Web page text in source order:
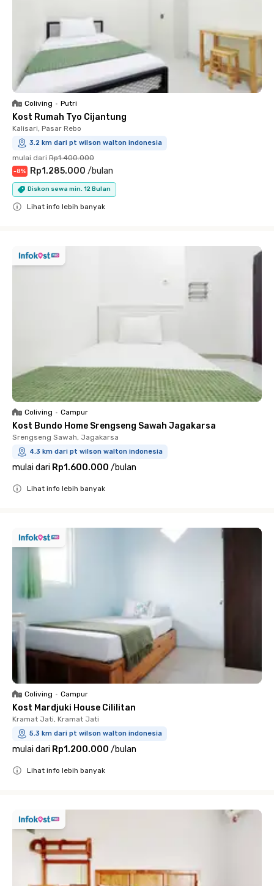
Coliving • Putri
Kost Rumah Tyo Cijantung
Kalisari, Pasar Rebo
3.2 km dari pt wilson walton indonesia
mulai dari Rp1.400.000
-8% Rp1.285.000 /bulan
Diskon sewa min. 12 Bulan
Lihat info lebih banyak
Coliving • Campur
Kost Bundo Home Srengseng Sawah Jagakarsa
Srengseng Sawah, Jagakarsa
4.3 km dari pt wilson walton indonesia
mulai dari Rp1.600.000 /bulan
Lihat info lebih banyak
Coliving • Campur
Kost Mardjuki House Cililitan
Kramat Jati, Kramat Jati
5.3 km dari pt wilson walton indonesia
mulai dari Rp1.200.000 /bulan
Lihat info lebih banyak